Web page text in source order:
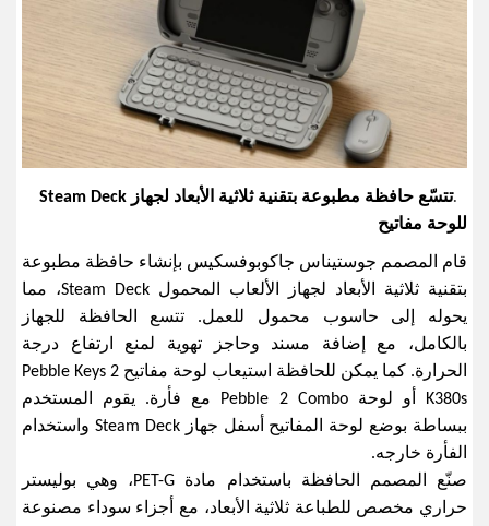
.تتسّع حافظة مطبوعة بتقنية ثلاثية الأبعاد لجهاز
للوحة مفاتيح
قام المصمم جوستيناس جاكوبوفسكيس بإنشاء حافظة مطبوعة
بتقنية ثلاثية الأبعاد لجهاز الألعاب المحمول Steam Deck، مما
يحوله إلى حاسوب محمول للعمل. تتسع الحافظة للجهاز
بالكامل، مع إضافة مسند وحاجز تهوية لمنع ارتفاع درجة
الحرارة. كما يمكن للحافظة استيعاب لوحة مفاتيح Pebble Keys 2
K380s
أو لوحةPebble 2 Combo
مع فأرة. يقوم المستخدم
ببساطة بوضع لوحة المفاتيح أسفل جهازSteam Deck واستخدام
الفأرة خارجه.
صنّع المصمم الحافظة باستخدام مادة PET-G، وهي بوليستر
حراري مخصص للطباعة ثلاثية الأبعاد، مع أجزاء سوداء مصنوعة